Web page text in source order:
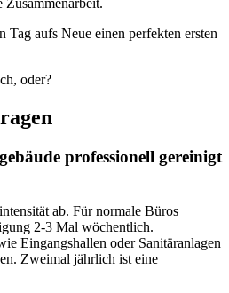
aufs Neue einen perfekten ersten
oder?
professionell gereinigt
ab. Für normale Büros
2-3 Mal wöchentlich.
Eingangshallen oder Sanitäranlagen
Zweimal jährlich ist eine